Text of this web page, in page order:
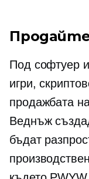
Под софтуер
игри,
продажбата
Веднъж
бъдат